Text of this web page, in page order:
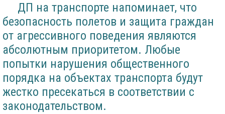
ДП на транспорте напоминает, что
безопасность полетов и защита граждан
от агрессивного поведения являются
абсолютным приоритетом. Любые
попытки нарушения общественного
порядка на объектах транспорта будут
жестко пресекаться в соответствии с
законодательством.